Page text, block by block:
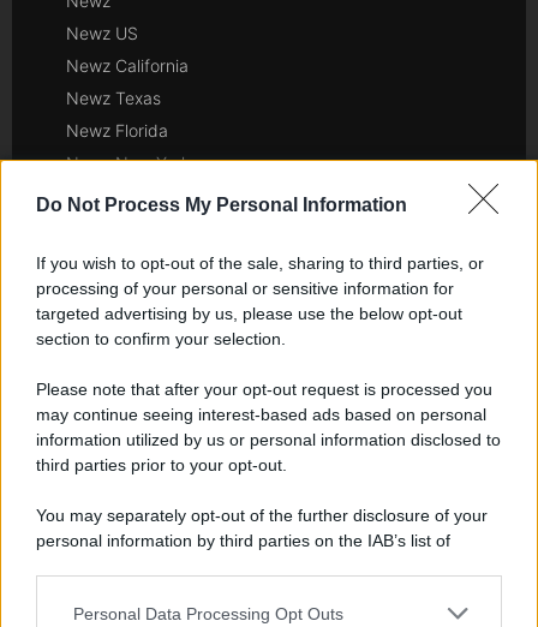
Do Not Process My Personal Information
If you wish to opt-out of the sale, sharing to third parties, or
processing of your personal or sensitive information for
targeted advertising by us, please use the below opt-out
section to confirm your selection.
Please note that after your opt-out request is processed you
may continue seeing interest-based ads based on personal
information utilized by us or personal information disclosed to
third parties prior to your opt-out.
You may separately opt-out of the further disclosure of your
personal information by third parties on the IAB’s list of
This information may also be disclosed by us to third parties
Personal Data Processing Opt Outs
Newz US
Newz California
Newz Texas
Newz Florida
Newz New York
Newz Pennsylvania
Newz Ohio
Gameland
Hig Tech Mag
Lgbtqia News
Motors Magazine 365
Day Travel 365
Cineverse Magazine
SecondHomeMagazine